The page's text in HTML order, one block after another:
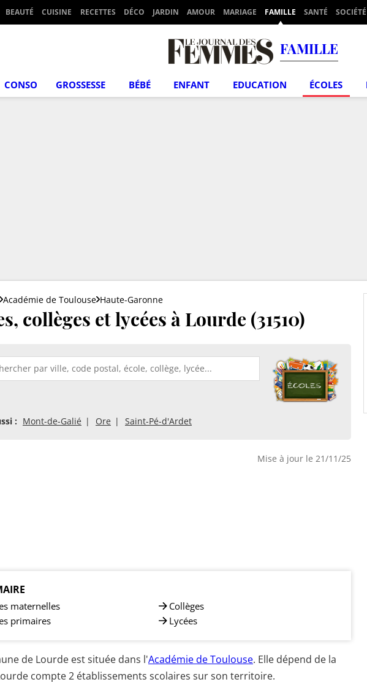
BEAUTÉ CUISINE RECETTES DÉCO JARDIN AMOUR MARIAGE FAMILLE SANTÉ SOCIÉTÉ
FAMILLE
CONSO GROSSESSE BÉBÉ ENFANT EDUCATION ÉCOLES
Académie de Toulouse Haute-Garonne
collèges et lycées à Lourde (31510)
: Mont-de-Galié Ore Saint-Pé-d'Ardet
Mise à jour le 21/11/25
maternelles
primaires
Collèges
Lycées
de Lourde est située dans l'Académie de Toulouse. Elle dépend de la
compte 2 établissements scolaires sur son territoire.